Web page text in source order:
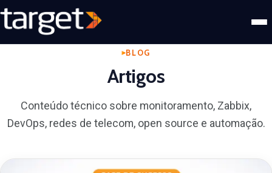
BLOG
Artigos
Conteúdo técnico sobre monitoramento, Zabbix,
DevOps, redes de telecom, open source e automação.